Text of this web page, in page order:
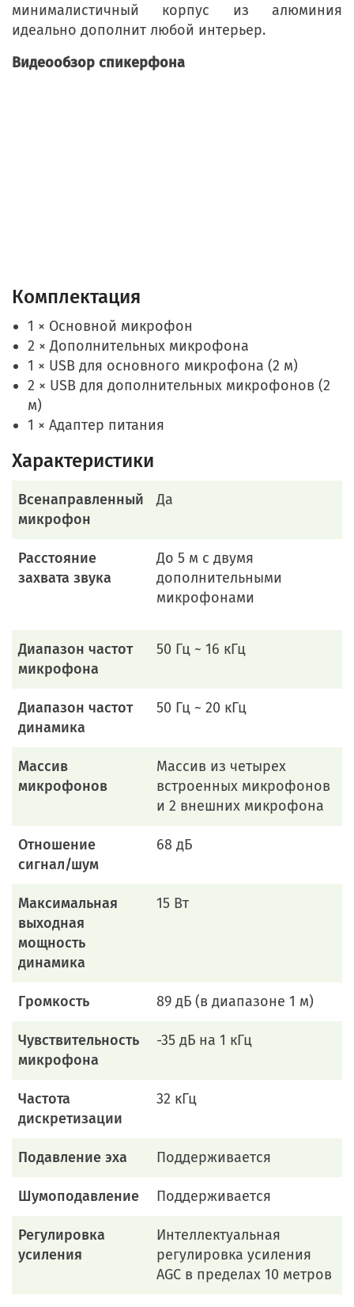
минималистичный корпус из алюминия
идеально дополнит любой интерьер.
Видеообзор спикерфона
Комплектация
1 × Основной микрофон
2 × Дополнительных микрофона
1 × USB для основного микрофона (2 м)
2 × USB для дополнительных микрофонов (2
м)
1 × Адаптер питания
Характеристики
Всенаправленный
микрофон
Да
Расстояние
захвата звука
До 5 м с двумя
дополнительными
микрофонами
Диапазон частот
микрофона
50 Гц ~ 16 кГц
Диапазон частот
динамика
50 Гц ~ 20 кГц
Массив
микрофонов
Массив из четырех
встроенных микрофонов
и 2 внешних микрофона
Отношение
сигнал/шум
68 дБ
Максимальная
выходная
мощность
динамика
15 Вт
Громкость 89 дБ (в диапазоне 1 м)
Чувствительность
микрофона
-35 дБ на 1 кГц
Частота
дискретизации
32 кГц
Подавление эха Поддерживается
Шумоподавление Поддерживается
Регулировка
усиления
Интеллектуальная
регулировка усиления
AGC в пределах 10 метров